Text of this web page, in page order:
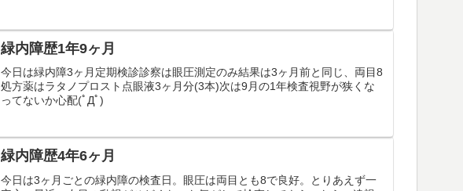
緑内障歴1年9ヶ月
今日は緑内障3ヶ月定期検診診察は眼圧測定のみ結果は3ヶ月前と同じ、両目8
処方薬はラタノプロスト点眼液3ヶ月分(3本)次は9月の1年検査視野が狭くな
ってないか心配(ﾟДﾟ)
緑内障歴4年6ヶ月
今日は3ヶ月ごとの緑内障の検査日。眼圧は両目とも8で良好。とりあえず一